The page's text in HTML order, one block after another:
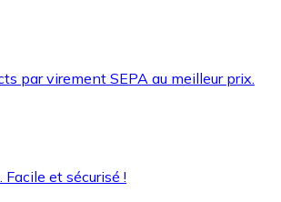
par virement SEPA au meilleur prix.
et sécurisé !